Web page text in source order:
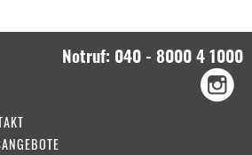
Notruf: 040 - 8000 4 1000